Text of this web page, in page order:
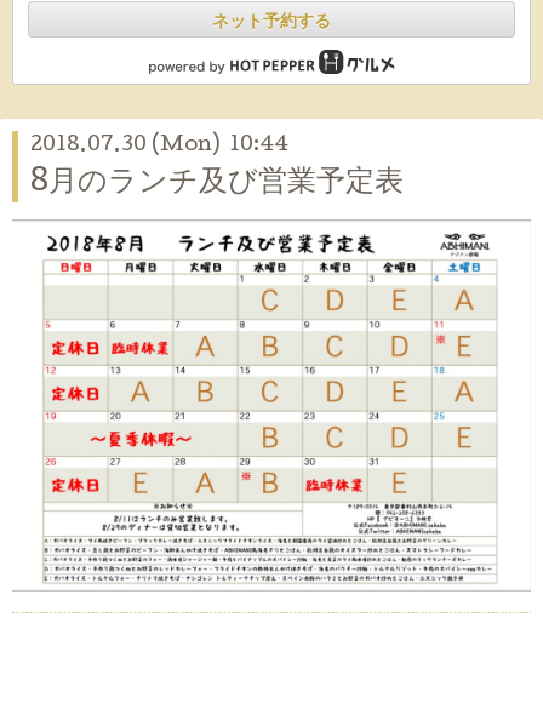
ネット予約する
2018.07.30 (Mon) 10:44
8月のランチ及び営業予定表